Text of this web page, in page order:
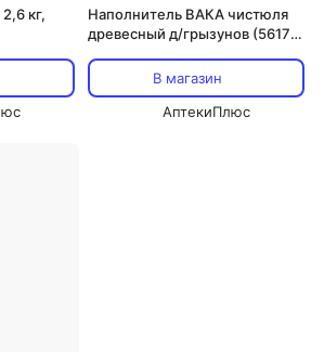
кг,
Наполнитель ВАКА чистюля
древесный д/грызунов (56170)
В магазин
АптекиПлюс